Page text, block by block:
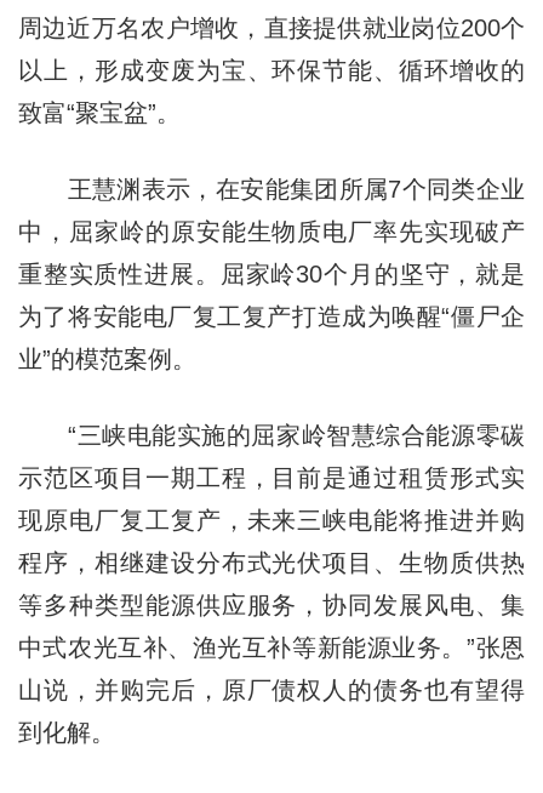
周边近万名农户增收，直接提供就业岗位200个
以上，形成变废为宝、环保节能、循环增收的
致富“聚宝盆”。
王慧渊表示，在安能集团所属7个同类企业
中，屈家岭的原安能生物质电厂率先实现破产
重整实质性进展。屈家岭30个月的坚守，就是
为了将安能电厂复工复产打造成为唤醒“僵尸企
业”的模范案例。
“三峡电能实施的屈家岭智慧综合能源零碳
示范区项目一期工程，目前是通过租赁形式实
现原电厂复工复产，未来三峡电能将推进并购
程序，相继建设分布式光伏项目、生物质供热
等多种类型能源供应服务，协同发展风电、集
中式农光互补、渔光互补等新能源业务。”张恩
山说，并购完后，原厂债权人的债务也有望得
到化解。